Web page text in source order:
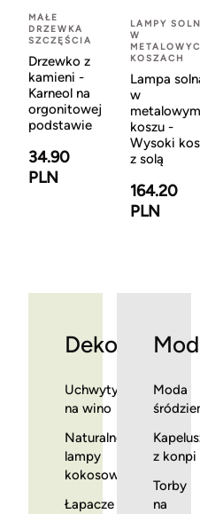
MAŁE
DRZEWKA
SZCZĘŚCIA
Drzewko z
kamieni -
Karneol na
orgonitowej
podstawie
34.90
PLN
LAMPY
W
KOSZACH
Lampa
w
metalowym
koszu -
Wysoki
z solą
164.20
PLN
Dekoracje
Uchwyty
na wino
Naturalne
lampy
kokosowe
Łapacze
Moda
z konpi
Torby
na